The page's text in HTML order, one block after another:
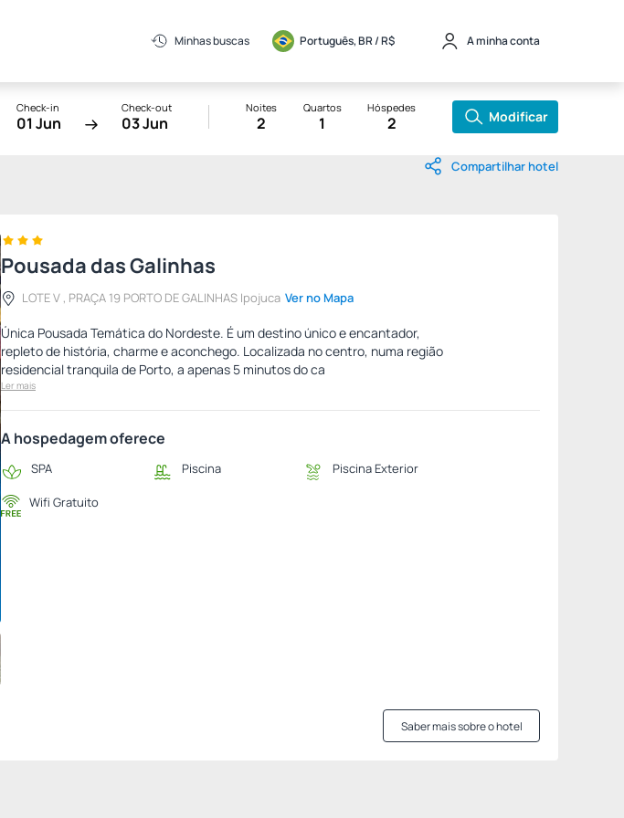
Minhas buscas Português, BR / R$ A minha conta
Check-in
01 Jun
Check-out
03 Jun
Noites
2
Quartos
1
Hóspedes
2 Modificar
Compartilhar hotel
Pousada das Galinhas
LOTE V , PRAÇA 19 PORTO DE GALINHAS Ipojuca Ver no Mapa
Única Pousada Temática do Nordeste. É um destino único e encantador,
repleto de história, charme e aconchego. Localizada no centro, numa região
residencial tranquila de Porto, a apenas 5 minutos do ca
Ler mais
A hospedagem oferece
SPA Piscina Piscina Exterior
Wifi Gratuito
Saber mais sobre o hotel